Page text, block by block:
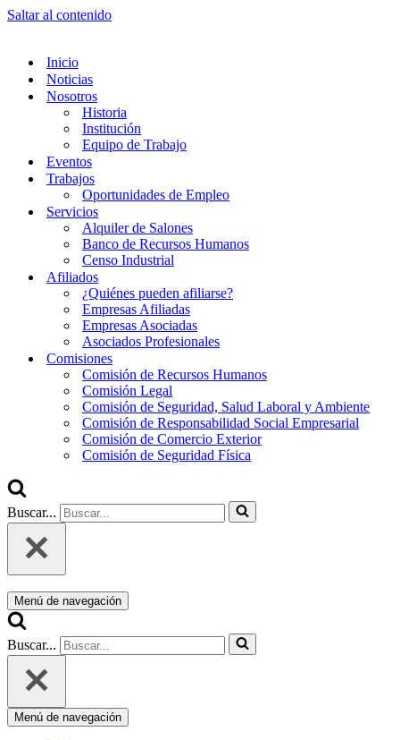
Saltar al contenido
Inicio
Noticias
Nosotros
Historia
Institución
Equipo de Trabajo
Eventos
Trabajos
Oportunidades de Empleo
Servicios
Alquiler de Salones
Banco de Recursos Humanos
Censo Industrial
Afiliados
¿Quiénes pueden afiliarse?
Empresas Afiliadas
Empresas Asociadas
Asociados Profesionales
Comisiones
Comisión de Recursos Humanos
Comisión Legal
Comisión de Seguridad, Salud Laboral y Ambiente
Comisión de Responsabilidad Social Empresarial
Comisión de Comercio Exterior
Comisión de Seguridad Física
Buscar...
Menú de navegación
Buscar...
Menú de navegación